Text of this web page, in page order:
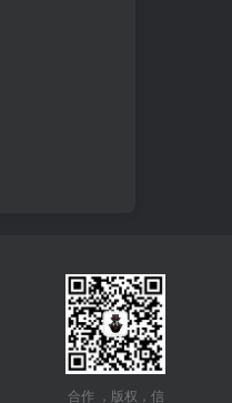
合作 ，版权，信